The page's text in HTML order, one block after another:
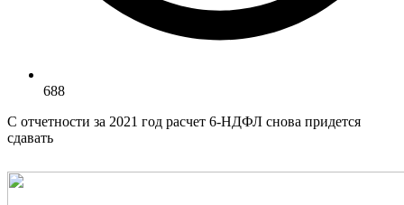
688
С отчетности за 2021 год расчет 6-НДФЛ снова придется
сдавать